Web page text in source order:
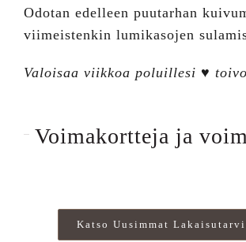
Odotan edelleen puutarhan
viimeistenkin lumikasojen
Valoisaa viikkoa poluillesi ♥
Voimakortteja ja
Katso Uusimmat